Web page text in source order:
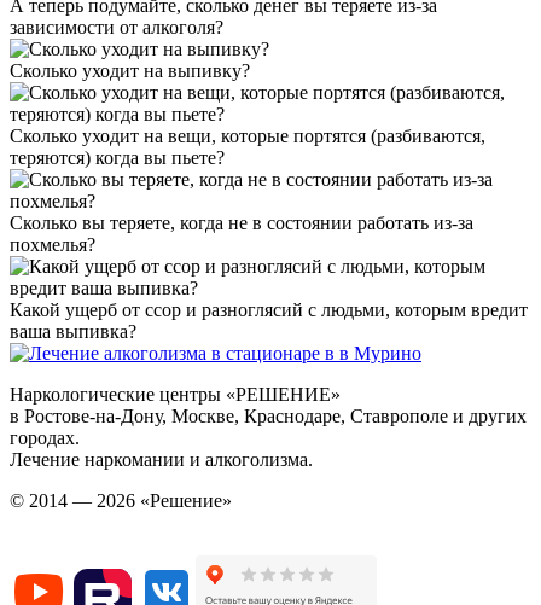
А теперь подумайте, сколько денег вы теряете из-за
зависимости от алкоголя?
Сколько уходит на выпивку?
Сколько уходит на вещи, которые портятся (разбиваются,
теряются) когда вы пьете?
Сколько вы теряете, когда не в состоянии работать из-за
похмелья?
Какой ущерб от ссор и разноглясий с людьми, которым вредит
ваша выпивка?
Наркологические центры «РЕШЕНИЕ»
в Ростове-на-Дону, Москве, Краснодаре, Ставрополе и других
городах.
Лечение наркомании и алкоголизма.
© 2014 — 2026 «Решение»